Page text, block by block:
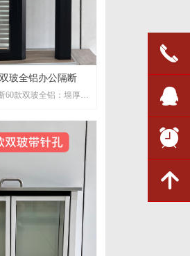
玻全铝办公隔断
60款双玻全铝：墙厚
끅
뀩
뀥
녕